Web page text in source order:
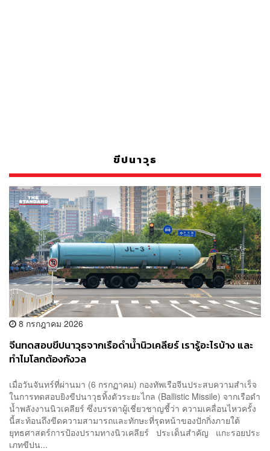
ขีปนาวุธ
8 กรกฎาคม 2026
จีนทดสอบขีปนาวุธจากเรือดำน้ำนิวเคลียร์ เรารู้อะไรบ้าง และ
ทำไมโลกต้องกังวล
เมื่อวันจันทร์ที่ผ่านมา (6 กรกฏาคม) กองทัพเรือจีนประสบความสำเร็จ
ในการทดสอบยิงขีปนาวุธทิ้งตัวระยะไกล (Ballistic Missile) จากเรือดำ
น้ำพลังงานนิวเคลียร์ ซึ่งบรรดาผู้เชี่ยวชาญชี้ว่า ความเคลื่อนไหวครั้ง
นี้สะท้อนถึงขีดความสามารถและทักษะที่รุดหน้าของปักกิ่งภายใต้
ยุทธศาสตร์การป้องปรามทางนิวเคลียร์ ประเด็นสำคัญ แกะรอยประ
เภทขีปน...